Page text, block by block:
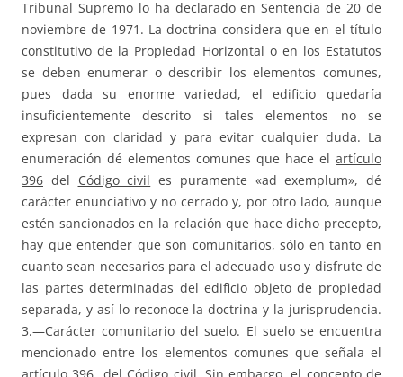
Tribunal Supremo lo ha declarado en Sentencia de 20 de
noviembre de 1971. La doctrina considera que en el título
constitutivo de la Propiedad Horizontal o en los Estatutos
se deben enumerar o describir los elementos comunes,
pues dada su enorme variedad, el edificio quedaría
insuficientemente descrito si tales elementos no se
expresan con claridad y para evitar cualquier duda. La
enumeración dé elementos comunes que hace el artículo
396 del Código civil es puramente «ad exemplum», dé
carácter enunciativo y no cerrado y, por otro lado, aunque
estén sancionados en la relación que hace dicho precepto,
hay que entender que son comunitarios, sólo en tanto en
cuanto sean necesarios para el adecuado uso y disfrute de
las partes determinadas del edificio objeto de propiedad
separada, y así lo reconoce la doctrina y la jurisprudencia.
3.—Carácter comunitario del suelo. El suelo se encuentra
mencionado entre los elementos comunes que señala el